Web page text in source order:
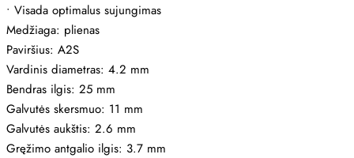
• Visada optimalus sujungimas
Medžiaga: plienas
Paviršius: A2S
Vardinis diametras: 4.2 mm
Bendras ilgis: 25 mm
Galvutės skersmuo: 11 mm
Galvutės aukštis: 2.6 mm
Gręžimo antgalio ilgis: 3.7 mm